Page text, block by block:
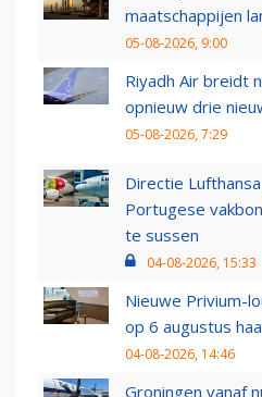
maatschappijen
05-08-2026, 9:00
Riyadh Air breidt
opnieuw drie
05-08-2026, 7:29
Directie
Portugese
te sussen
04-08-2026, 15:33
Nieuwe Privium-
op 6 augustus
04-08-2026, 14:46
Groningen vanaf